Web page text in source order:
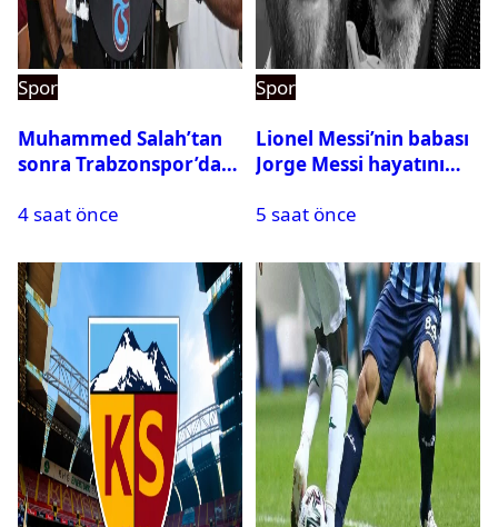
Spor
Muhammed Salah’tan
sonra Trabzonspor’dan
4 saat önce
Spor
Lionel Messi’nin babası
Jorge Messi hayatını
5 saat önce